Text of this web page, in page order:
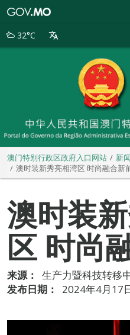
别
32°C
澳门特别行政区政府入口网站
新闻
澳时装新秀亮相湾区 时尚融合新
澳时装
区 时尚
来源：
生产力暨科技转移
发布日期：
2024年4月17